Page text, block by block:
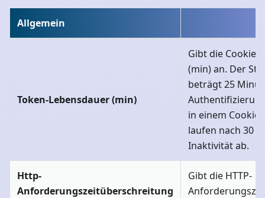
Allgemein
Token-Lebensdauer (min)
Gibt die Cookie-
(min) an. Der
beträgt 25
in einem Cookie
laufen nach 30
Inaktivität ab.
Http-
Anforderungszeitüberschreitung
Gibt die HTTP-